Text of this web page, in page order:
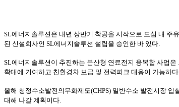
SL에너지솔루션은 내년 상반기 착공을 시작으로 도심 내 주
된 신설회사인 SL에너지솔루션 설립을 승인한 바 있다.
SL에너지솔루션이 추진하는 분산형 연료전지 융복합 사업
확대에 기여하고 친환경차 보급 및 전력피크 대응이 가능하다.
올해 청정수소발전의무화제도(CHPS) 일반수소 발전시장
대해 나갈 계획이다.